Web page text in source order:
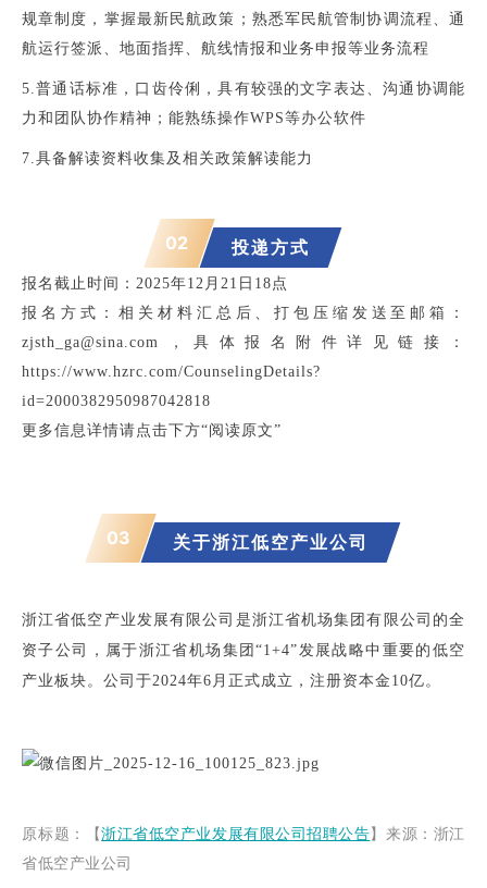
规章制度，掌握最新民航政策；熟悉军民航管制协调流程、通
航运行签派、地面指挥、航线情报和业务申报等业务流程
5.普通话标准，口齿伶俐，具有较强的文字表达、沟通协调能
力和团队协作精神；能熟练操作WPS等办公软件
7.具备解读资料收集及相关政策解读能力
02 投递方式
报名截止时间： 2025年12月21日18点
报名方式：相关材料汇总后、打包压缩发送至邮箱：
zjsth_ga@sina.com，具体报名附件详见链接：
https://www.hzrc.com/CounselingDetails?
id=2000382950987042818
更多信息详情请点击下方“阅读原文”
03 关于浙江低空产业公司
浙江省低空产业发展有限公司是浙江省机场集团有限公司的全
资子公司，属于浙江省机场集团“1+4”发展战略中重要的低空
产业板块。公司于2024年6月正式成立，注册资本金10亿。
原标题 ：【浙江省低空产业发展有限公司招聘公告 】 来源：浙江
省低空产业公司